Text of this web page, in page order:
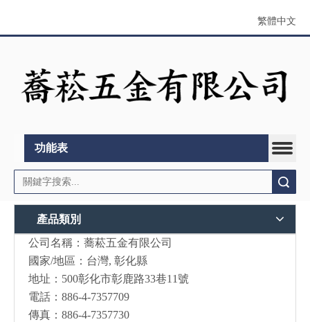
繁體中文
功能表
產品類別
公司名稱：蕎菘五金有限公司
國家/地區：台灣, 彰化縣
地址：500彰化市彰鹿路33巷11號
電話：886-4-7357709
傳真：886-4-7357730